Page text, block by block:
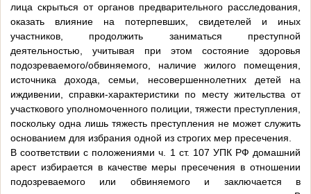
лица скрыться от органов предварительного расследования,
оказать влияние на потерпевших, свидетелей и иных
участников, продолжить заниматься преступной
деятельностью, учитывая при этом состояние здоровья
подозреваемого/обвиняемого, наличие жилого помещения,
источника дохода, семьи, несовершеннолетних детей на
иждивении, справки-характеристики по месту жительства от
участкового уполномоченного полиции, тяжести преступления,
поскольку одна лишь тяжесть преступления не может служить
основанием для избрания одной из строгих мер пресечения.
В соответствии с положениями ч. 1 ст. 107 УПК РФ домашний
арест избирается в качестве меры пресечения в отношении
подозреваемого или обвиняемого и заключается в